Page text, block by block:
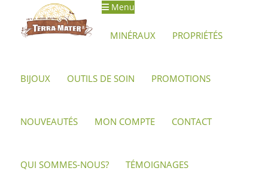
Menu
MINÉRAUX PROPRIÉTÉS
BIJOUX OUTILS DE SOIN PROMOTIONS
NOUVEAUTÉS MON COMPTE CONTACT
QUI SOMMES-NOUS? TÉMOIGNAGES
Accueil Propriétés Amazonite